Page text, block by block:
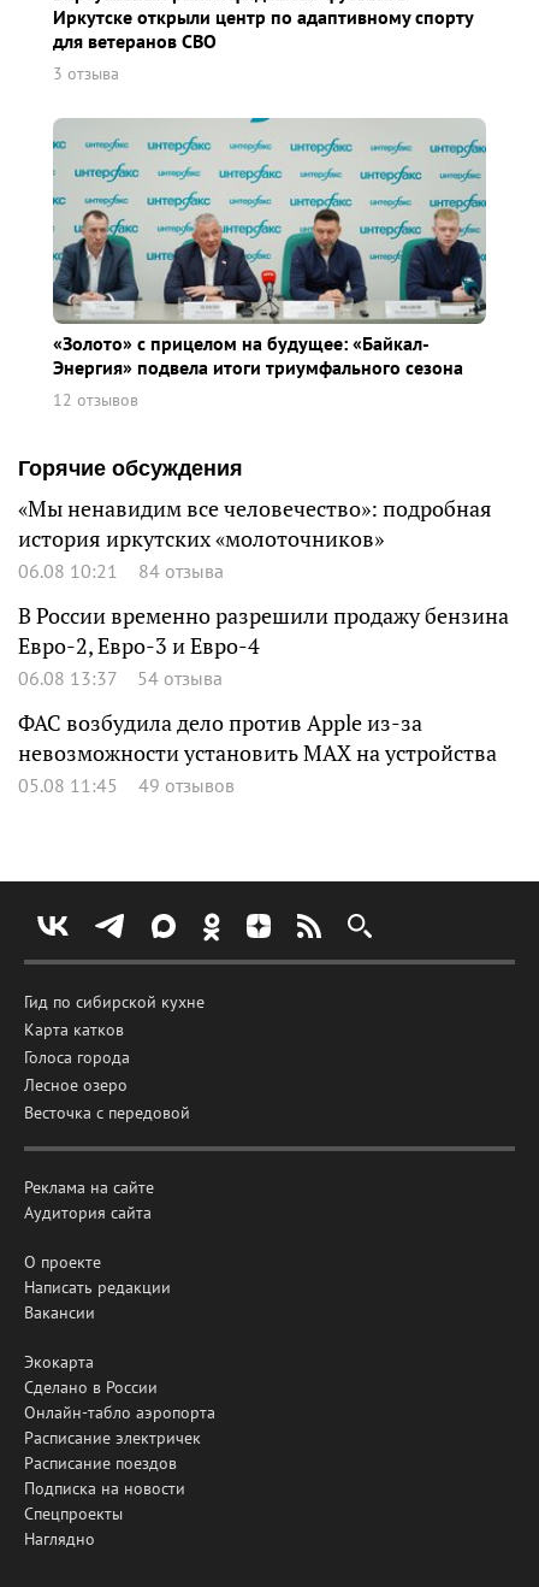
Иркутске открыли центр по адаптивному спорту
для ветеранов СВО
3 отзыва
«Золото» с прицелом на будущее: «Байкал-
Энергия» подвела итоги триумфального сезона
12 отзывов
Горячие обсуждения
«Мы ненавидим все человечество»: подробная
история иркутских «молоточников»
06.08 10:21 84 отзыва
В России временно разрешили продажу бензина
Евро-2, Евро-3 и Евро-4
06.08 13:37 54 отзыва
ФАС возбудила дело против Apple из-за
невозможности установить MAX на устройства
05.08 11:45 49 отзывов
Гид по сибирской кухне
Карта катков
Голоса города
Лесное озеро
Весточка с передовой
Реклама на сайте
Аудитория сайта
О проекте
Написать редакции
Вакансии
Экокарта
Сделано в России
Онлайн-табло аэропорта
Расписание электричек
Расписание поездов
Подписка на новости
Спецпроекты
Наглядно